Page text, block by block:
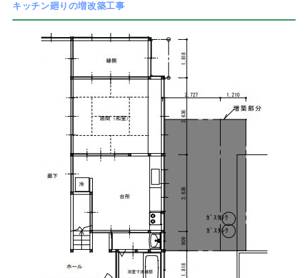
キッチン廻りの増改築工事